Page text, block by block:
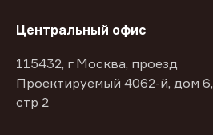
Центральный офис
115432, г Москва, проезд
Проектируемый 4062-й, дом 6,
стр 2